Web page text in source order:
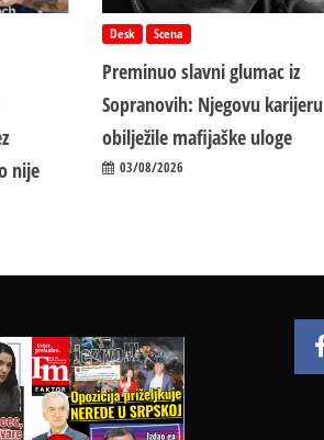
nije
Desk Scena
Preminuo slavni glumac iz
Sopranovih: Njegovu karijeru
obilježile mafijaške uloge
03/08/2026